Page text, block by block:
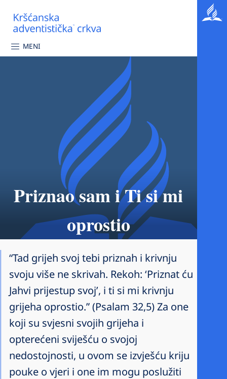
MENI
Priznao sam i Ti si mi
oprostio
“Tad grijeh svoj tebi priznah i krivnju
svoju više ne skrivah. Rekoh: ‘Priznat ću
Jahvi prijestup svoj’, i ti si mi krivnju
grijeha oprostio.” (Psalam 32,5) Za one
koji su svjesni svojih grijeha i
opterećeni sviješću o svojoj
nedostojnosti, u ovom se izvješću kriju
pouke o vjeri i one im mogu poslužiti